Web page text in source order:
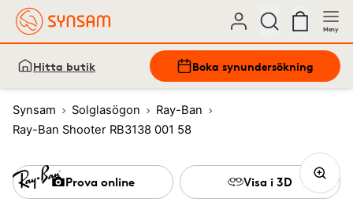
Meny
Hitta butik Boka synundersökning
Synsam Solglasögon
Ray-Ban
Ray-Ban Shooter RB3138 001 58
Prova online Visa i 3D